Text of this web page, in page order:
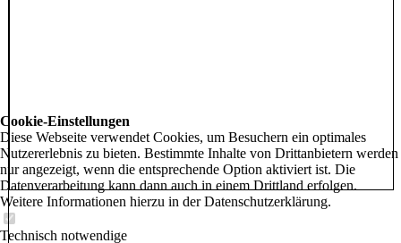
Cookie-Einstellungen
Diese Webseite verwendet Cookies, um Besuchern ein optimales
Nutzererlebnis zu bieten. Bestimmte Inhalte von Drittanbietern werden
nur angezeigt, wenn die entsprechende Option aktiviert ist. Die
Datenverarbeitung kann dann auch in einem Drittland erfolgen.
Weitere Informationen hierzu in der Datenschutzerklärung.
Technisch notwendige